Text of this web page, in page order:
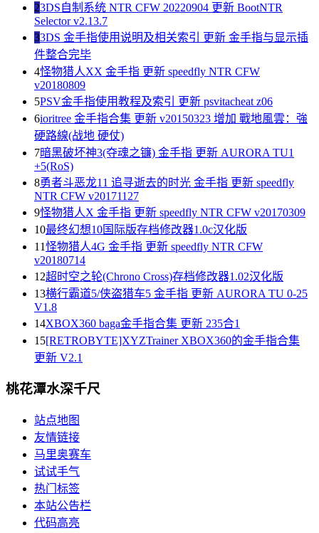
23DS自制系统 NTR CFW 20220904 更新 BootNTR
Selector v2.13.7
33DS 金手指使用说明及相关索引 更新 金手指与显示插
件整合完毕
4怪物猎人XX 金手指 更新 speedfly NTR CFW
v20180809
5PSV金手指使用教程及索引 更新 psvitacheat z06
6ioritree 金手指合集 更新 v20150323 增加 戰地風雲：強
硬路線(战地 硬仗)
7暗黑破坏神3(夺魂之镰) 金手指 更新 AURORA TU1
+5(RoS)
8勇者斗恶龙11 追寻逝去的时光 金手指 更新 speedfly
NTR CFW v20171127
9怪物猎人X 金手指 更新 speedfly NTR CFW v20170309
10最终幻想10国际版存档修改器1.0c汉化版
11怪物猎人4G 金手指 更新 speedfly NTR CFW
v20180714
12超时空之轮(Chrono Cross)存档修改器1.02汉化版
13横行霸道5/侠盗猎车5 金手指 更新 AURORA TU 0-25
V1.8
14XBOX360 baga金手指合集 更新 235合1
15[RETROBYTE]XYZTrainer XBOX360的金手指合集
更新 V2.1
桃花潭水深千尺
站点地图
友情链接
马里奥赛车
试试手气
热门标签
本站公告栏
代码高亮